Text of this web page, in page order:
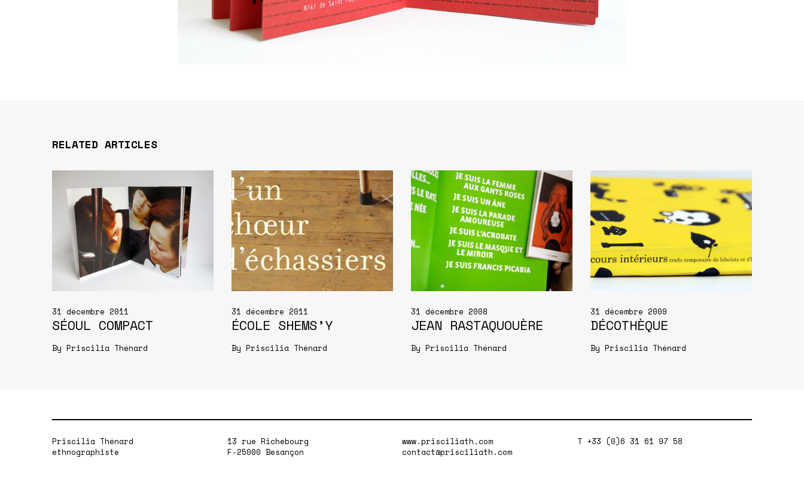
RELATED ARTICLES
31 décembre 2011
SÉOUL COMPACT
By Priscilia Thénard
31 décembre 2011
ÉCOLE SHEMS’Y
By Priscilia Thénard
31 décembre 2008
JEAN RASTAQUOUÈRE
By Priscilia Thénard
31 décembre 2009
DÉCOTHÈQUE
By Priscilia Thénard
Priscilia Thénard
ethnographiste
13 rue Richebourg
F-25000 Besançon
www.prisciliath.com
contact@prisciliath.com
T +33 (0)6 31 61 97 58